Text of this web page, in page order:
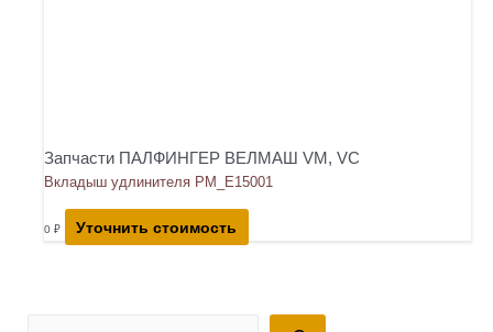
Запчасти ПАЛФИНГЕР ВЕЛМАШ VM, VC
Вкладыш удлинителя PM_E15001
0 ₽ Уточнить стоимость